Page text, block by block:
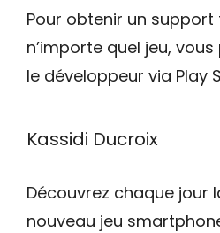
Pour obtenir un support
n’importe quel jeu,
le développeur via Play
Kassidi Ducroix
Découvrez chaque jour
nouveau jeu